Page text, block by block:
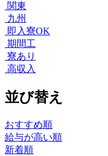
関東
九州
即入寮OK
期間工
寮あり
高収入
並び替え
おすすめ順
給与が高い順
新着順